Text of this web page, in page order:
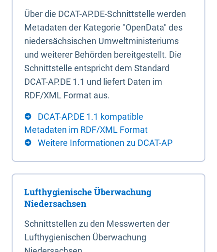
Über die DCAT-AP.DE-Schnittstelle werden
Metadaten der Kategorie "OpenData" des
niedersächsischen Umweltministeriums
und weiterer Behörden bereitgestellt. Die
Schnittstelle entspricht dem Standard
DCAT-AP.DE 1.1 und liefert Daten im
RDF/XML Format aus.
DCAT-AP.DE 1.1 kompatible
Metadaten im RDF/XML Format
Weitere Informationen zu DCAT-AP
Lufthygienische Überwachung
Niedersachsen
Schnittstellen zu den Messwerten der
Lufthygienischen Überwachung